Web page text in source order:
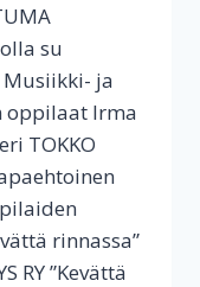
su
Musiikki- ja
oppilaat Irma
TOKKO
rinnassa”
RY ”Kevättä